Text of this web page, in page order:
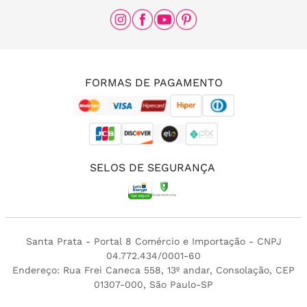
São Paulo - SP, 01307-000
FORMAS DE PAGAMENTO
SELOS DE SEGURANÇA
Santa Prata - Portal 8 Comércio e Importação - CNPJ
04.772.434/0001-60
Endereço: Rua Frei Caneca 558, 13º andar, Consolação, CEP
01307-000, São Paulo-SP